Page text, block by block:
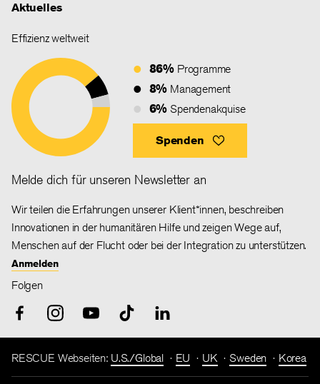
Aktuelles
Effizienz weltweit
86% Programme
8% Management
6% Spendenakquise
Spenden
Melde dich für unseren Newsletter an
Wir teilen die Erfahrungen unserer Klient*innen, beschreiben
Innovationen in der humanitären Hilfe und zeigen Wege auf,
Menschen auf der Flucht oder bei der Integration zu unterstützen.
Anmelden
Folgen
RESCUE Webseiten: U.S./Global EU UK Sweden Korea